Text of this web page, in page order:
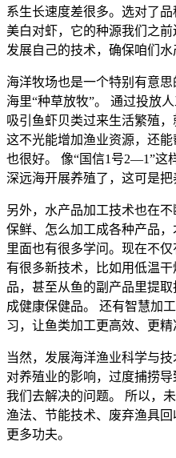
系生长速度差很多。选对了
美白对虾，它的种源我们之
发展自己的技术，确保咱们水
海洋牧场也是一个特别有意
海里“种草放牧”。 通过投放
吸引鱼虾贝类过来生活繁殖，
这不光能增加渔业资源，还
也很好。 像“国信1号2—1”这
深远海开展养殖了，这可是把
另外，水产品加工技术也在
保鲜、怎么加工成各种产品
里面也有很多学问。现在不
有很多新技术，比如用低温
品，甚至从鱼的副产品里提
成健康保健品。 还有智慧加
习，让鱼类加工更高效、更精
当然，发展海洋渔业科学与
对养殖业的影响，过度捕捞
我们去解决的问题。 所以，
渔法、节能技术、废弃渔具
更多功夫。